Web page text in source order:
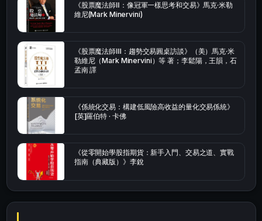
《股票魔法師Ⅱ：像冠軍一樣思考和交易》馬克·米勒
維尼(Mark Minervini)
《股票魔法師Ⅲ：趨勢交易圓桌訪談》（美）馬克·米
勒維尼（Mark Minervini）等 著；李鬆陽，王韻，石
孟南 譯
《係統化交易：構建低風險高收益的量化交易係統》
[英]羅伯特 · 卡佛
《從零開始學股指期貨：新手入門、交易之道、實戰
指南（典藏版）》李銳